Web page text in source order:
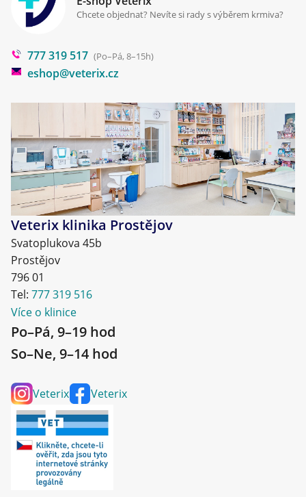
Cookies a podmínky používání
Poradna
Blog
Chcete objednat? Nevíte si rady s výběrem krmiva?
777 319 517 (Po–Pá, 8–15h)
eshop@veterix.cz
Veterix klinika Prostějov
Svatoplukova 45b
Prostějov
796 01
Tel: 777 319 516
Více o klinice
Po–Pá, 9–19 hod
So–Ne, 9–14 hod
Veterix Veterix